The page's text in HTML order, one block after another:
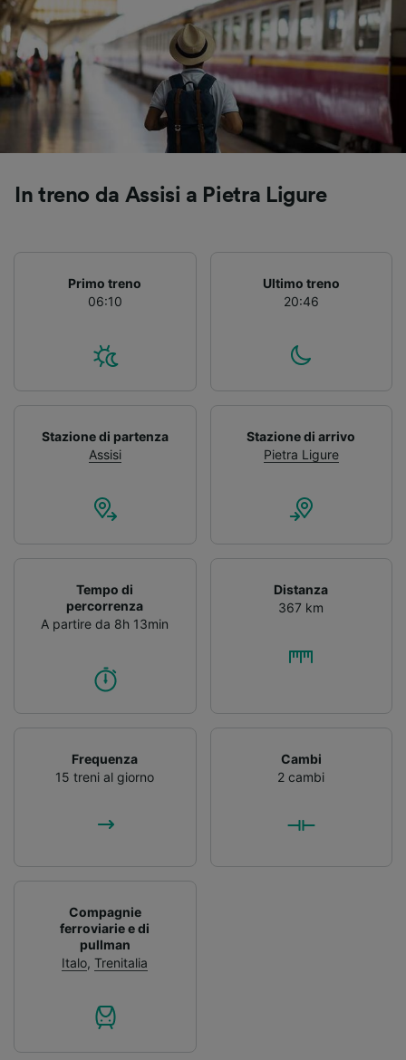
In treno da Assisi a Pietra Ligure
Primo treno
06:10
Ultimo treno
20:46
Stazione di partenza
Assisi
Stazione di arrivo
Pietra Ligure
Tempo di
percorrenza
A partire da 8h 13min
Distanza
367 km
Frequenza
15 treni al giorno
Cambi
2 cambi
Compagnie
ferroviarie e di
pullman
Italo,Trenitalia
Utilizzare dati di geolocalizzazione precisi.
Scansione attiva delle caratteristiche del
dispositivo ai fini dell’identificazione.
Archiviare informazioni su dispositivo e/o
accedervi. Pubblicità e contenuti
personalizzati, misurazione delle prestazioni
dei contenuti e degli annunci, ricerche sul
pubblico, sviluppo di servizi.